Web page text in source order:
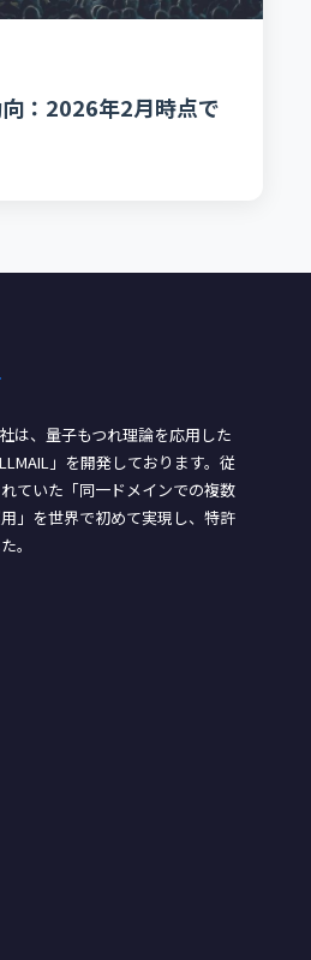
：2026年2月時点で
は、量子もつれ理論を応用した
」を開発しております。従
ていた「同一ドメインでの複数
」を世界で初めて実現し、特許
。